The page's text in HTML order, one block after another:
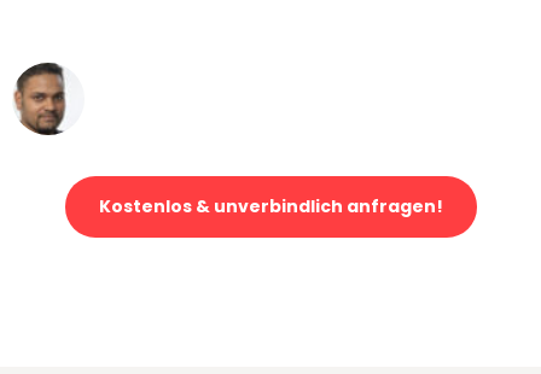
Kostenlos & unverbindlich anfragen!